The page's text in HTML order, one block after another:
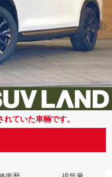
ていた車輛です。